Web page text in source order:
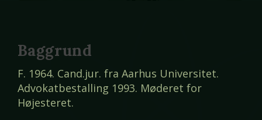
Baggrund
F. 1964. Cand.jur. fra Aarhus Universitet.
Advokatbestalling 1993. Møderet for
Højesteret.